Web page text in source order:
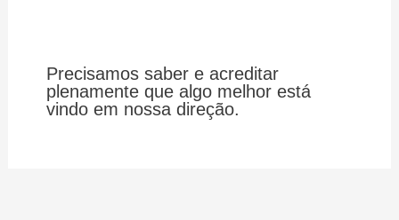
Precisamos saber e acreditar
plenamente que algo melhor está
vindo em nossa direção.